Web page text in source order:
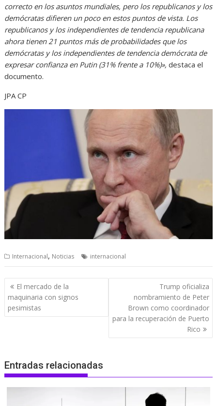
correcto en los asuntos mundiales, pero los republicanos y los
demócratas difieren un poco en estos puntos de vista. Los
republicanos y los independientes de tendencia republicana
ahora tienen 21 puntos más de probabilidades que los
demócratas y los independientes de tendencia demócrata de
expresar confianza en Putin (31% frente a 10%)»,destaca el
documento.
JPA CP
Internacional, Noticias internacional
Navegación
de
entradas
El mercado de la
maquinaria con signos
pesimistas
Trump oficializa
nombramiento de Peter
Brown como coordinador
para la recuperación de Puerto
Rico
Entradas relacionadas